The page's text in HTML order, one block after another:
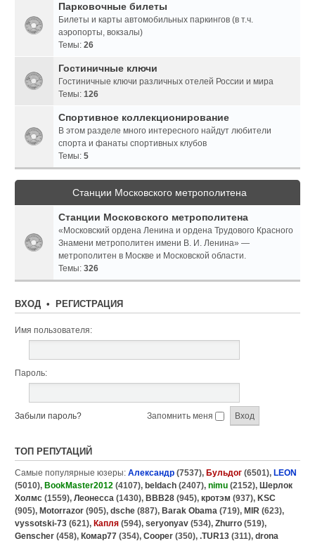
Парковочные билеты
Билеты и карты автомобильных паркингов (в т.ч.
аэропорты, вокзалы)
Темы:26
Гостиничные ключи
Гостиничные ключи различных отелей России и мира
Темы:126
Спортивное коллекционирование
В этом разделе много интересного найдут любители
спорта и фанаты спортивных клубов
Темы:5
Станции Московского метрополитена
Станции Московского метрополитена
«Московский ордена Ленина и ордена Трудового Красного
Знамени метрополитен имени В. И. Ленина» —
метрополитен в Москве и Московской области.
Темы:326
ВХОД • РЕГИСТРАЦИЯ
Имя пользователя:
Пароль:
Забыли пароль? Запомнить меня
ТОП РЕПУТАЦИЙ
Самые популярные юзеры:Александр (7537), Бульдог (6501), LEON
(5010), BookMaster2012 (4107), beldach (2407),nimu (2152), Шерлок
Холмс (1559),Леонесса (1430), BBB28 (945),кротэм (937), KSC
(905), Motorrazor (905),dsche (887), Barak Obama (719), MIR (623),
vyssotski-73 (621), Капля (594),seryonyav (534),Zhurro (519),
Genscher (458), Комар77 (354),Cooper (350),.TUR13 (311),drona